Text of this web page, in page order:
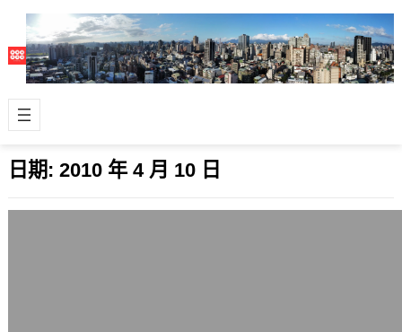
日期: 2010 年 4 月 10 日